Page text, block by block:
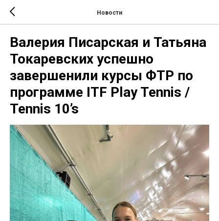
Новости
Валерия Писарская и Татьяна
Токаревских успешно
завершенили курсы ФТР по
программе ITF Play Tennis /
Tennis 10’s